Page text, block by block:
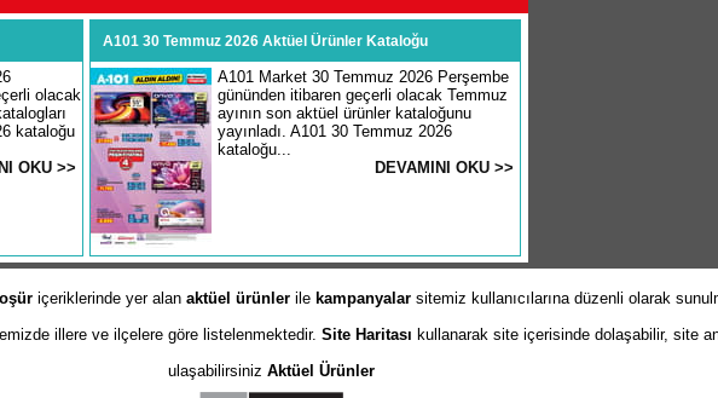
olacak
kataloğu
OKU >>
A101 30 Temmuz 2026 Aktüel Ürünler Kataloğu
A101 Market 30 Temmuz 2026 Perşembe
gününden itibaren geçerli olacak Temmuz
ayının son aktüel ürünler kataloğunu
yayınladı. A101 30 Temmuz 2026
kataloğu...
DEVAMINI OKU >>
içeriklerinde yer alan aktüel ürünlerile kampanyalarsitemiz kullanıcılarına düzenli olarak
illere ve ilçelere göre listelenmektedir. Site Haritası kullanarak site içerisinde dolaşabilir, site
ulaşabilirsiniz Aktüel Ürünler